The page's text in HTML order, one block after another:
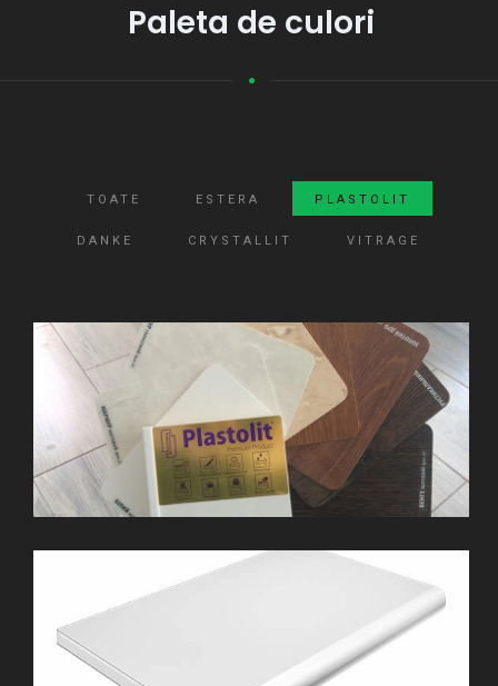
Paleta de culori
TOATE ESTERA PLASTOLIT
DANKE CRYSTALLIT VITRAGE